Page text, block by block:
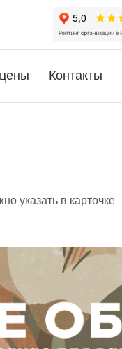
Контакты
указать в карточке